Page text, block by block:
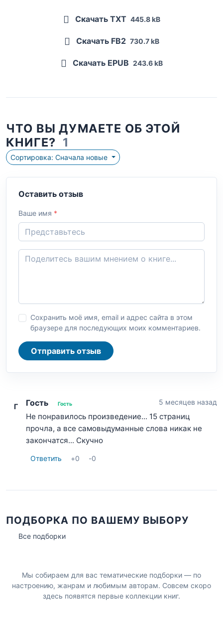
Скачать TXT 445.8 kB
Скачать FB2 730.7 kB
Скачать EPUB 243.6 kB
ЧТО ВЫ ДУМАЕТЕ ОБ ЭТОЙ
КНИГЕ? 1
Сортировка: Сначала новые
Оставить отзыв
Ваше имя *
Сохранить моё имя, email и адрес сайта в этом
браузере для последующих моих комментариев.
Отправить отзыв
Г Гость Гость 5 месяцев назад
Не понравилось произведение... 15 страниц
прочла, а все самовыдуманные слова никак не
закончатся... Скучно
Ответить +0 -0
ПОДБОРКА ПО ВАШЕМУ ВЫБОРУ
Все подборки
Мы собираем для вас тематические подборки — по
настроению, жанрам и любимым авторам. Совсем скоро
здесь появятся первые коллекции книг.